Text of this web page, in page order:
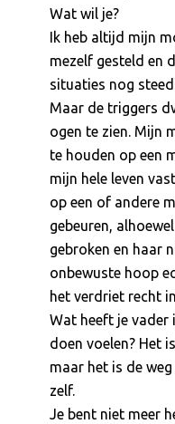
Wat wil je?
Ik heb altijd mijn
mezelf gesteld en
situaties nog
Maar de triggers
ogen te zien. Mijn
te houden op een
mijn hele leven
op een of andere
gebeuren,
gebroken en haar
onbewuste hoop
het verdriet recht
Wat heeft je vader
doen voelen? Het
maar het is de
zelf.
Je bent niet meer